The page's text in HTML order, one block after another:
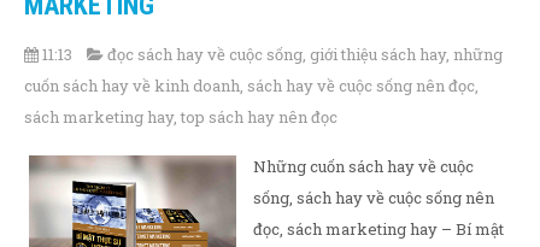
11:13 đọc sách hay về cuộc sống giới thiệu sách hay, những
cuốn sách hay về kinh doanh sách hay về cuộc sống nên đọc
sách marketing hay,top sách hay nên đọc
Những cuốn sách hay về cuộc
sống, sách hay về cuộc sống nên
đọc, sách marketing hay – Bí mật